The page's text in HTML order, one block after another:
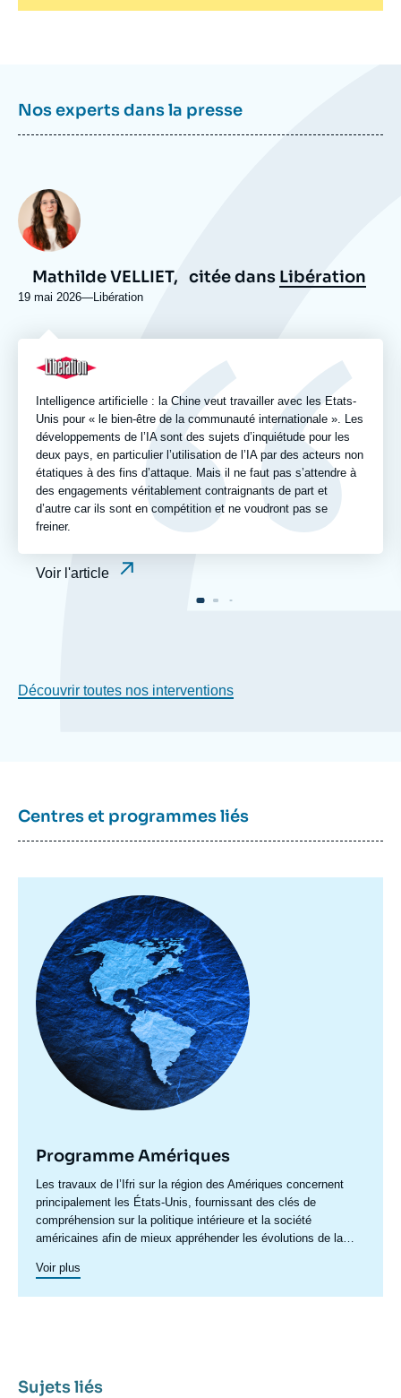
Nos experts dans la presse
Logo
Intelligence artificielle : la Chine veut travailler avec les Etats-
Unis pour « le bien-être de la communauté internationale ». Les
développements de l’IA sont des sujets d’inquiétude pour les
deux pays, en particulier l’utilisation de l’IA par des acteurs non
étatiques à des fins d’attaque. Mais il ne faut pas s’attendre à
des engagements véritablement contraignants de part et
d’autre car ils sont en compétition et ne voudront pas se
freiner.
Voir l'article
Photo
Mathilde VELLIET, citée dans Libération
19 mai 2026— Nom
ou
Libération
Découvrir toutes nos interventions
Centres et programmes liés
principale
Programme Amériques
Accroche
centre
Les travaux de l’Ifri sur la région des Amériques concernent
principalement les États-Unis, fournissant des clés de
compréhension sur la politique intérieure et la société
américaines afin de mieux appréhender les évolutions de la
transatlantiques et commerciales. Un axe spécifique sur
Voir plus
Sujets liés